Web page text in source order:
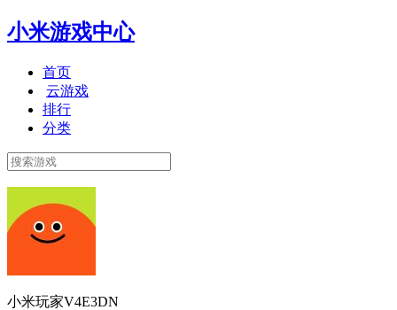
小米游戏中心
首页
云游戏
排行
分类
小米玩家V4E3DN